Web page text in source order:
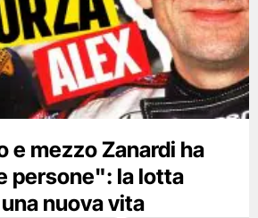
e mezzo Zanardi ha
persone": la lotta
nuova vita